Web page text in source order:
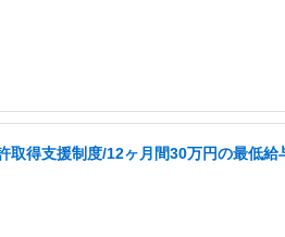
取得支援制度/12ヶ月間30万円の最低給